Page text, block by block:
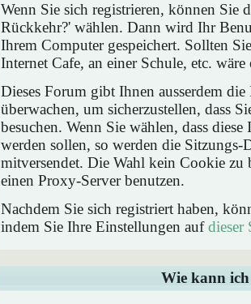
Wenn Sie sich registrieren, können Sie
Rückkehr?' wählen. Dann wird Ihr
Ihrem Computer gespeichert. Sollten
Internet Cafe, an einer Schule, etc.
Dieses Forum gibt Ihnen ausserdem
überwachen, um sicherzustellen, dass
besuchen. Wenn Sie wählen, dass
werden sollen, so werden die
mitversendet. Die Wahl kein Cookie zu
einen Proxy-Server benutzen.
Nachdem Sie sich registriert haben,
indem Sie Ihre Einstellungen aufdieser
Wie kann